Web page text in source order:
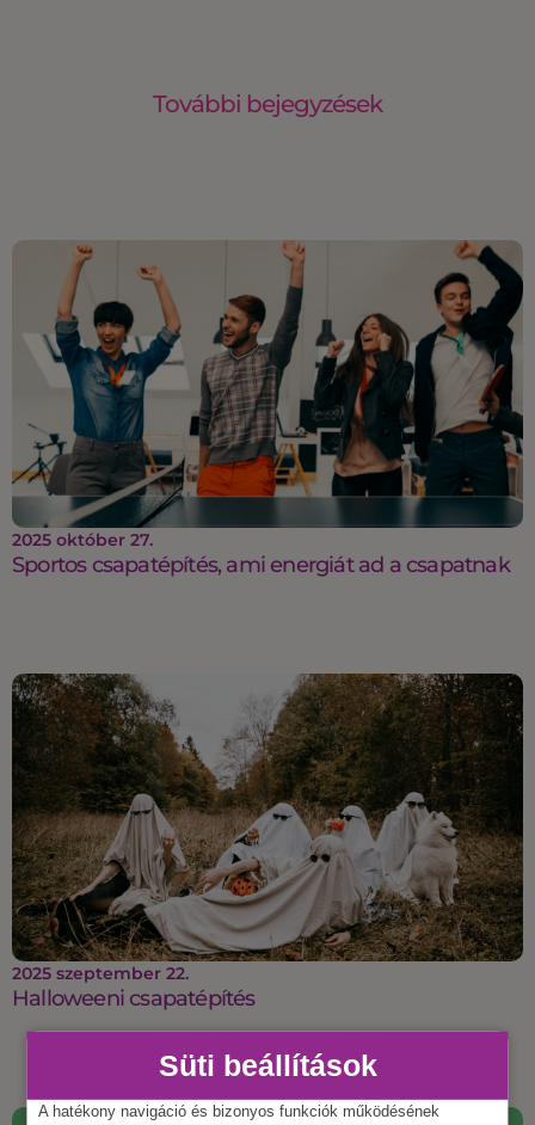
További bejegyzések
2025 október 27.
Sportos csapatépítés, ami energiát ad a csapatnak
2025 szeptember 22.
Halloweeni csapatépítés
Süti beállítások
A hatékony navigáció és bizonyos funkciók működésének